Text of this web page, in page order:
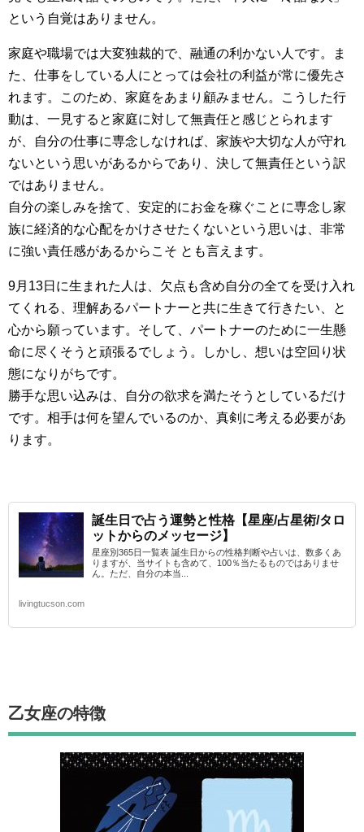
という自覚はありません。
家庭や職場では大変独裁的で、融通の利かない人です。ま
た、仕事をしている人にとっては会社の利益が常に優先さ
れます。このため、家庭をあまり顧みません。こうした行
動は、一見すると家庭に対して無責任と感じとられます
が、自分の仕事に専念しなければ、家族や大切な人が守れ
ないという思いがあるからであり、決して無責任という訳
ではありません。
自分の楽しみを捨て、安定的にお金を稼ぐことに専念し家
族に経済的な心配をかけさせたくないという思いは、非常
に強い責任感があるからこそ とも言えます。
9月13日に生まれた人は、欠点も含め自分の全てを受け入れ
てくれる、理解あるパートナーと共に生きて行きたい、と
心から願っています。そして、パートナーのために一生懸
命に尽くそうと頑張るでしょう。しかし、想いは空回り状
態になりがちです。
勝手な思い込みは、自分の欲求を満たそうとしているだけ
です。相手は何を望んでいるのか、真剣に考える必要があ
ります。
誕生日で占う運勢と性格【星座/占星術/タロ
ットからのメッセージ】
星座別365日一覧表 誕生日からの性格判断や占いは、数多くあ
りますが、当サイトも含めて、100％当たるものではありませ
ん。ただ、自分の本当...
livingtucson.com
乙女座の特徴